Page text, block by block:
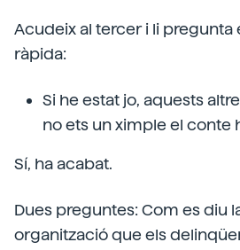
Acudeix al tercer i li pregunta
ràpida:
Si he estat jo, aquests
no ets un ximple el conte
Sí, ha acabat.
Dues preguntes: Com es diu
organització que els